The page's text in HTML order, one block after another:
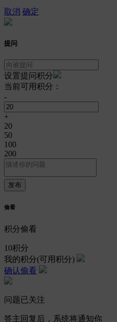
取消 确定
提问
设置提问积分
当前可用积分：
-
+
20
50
100
200
偷看
积分偷看
10积分
我的积分(可用积分)
确认偷看
问题已关注
答主回复后，系统将通知你